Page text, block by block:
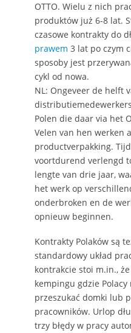
OTTO. Wielu z nich
produktów już 6-8 lat.
czasowe kontrakty do
prawem 3 lat po czym
sposoby jest
cykl od nowa.
NL: Ongeveer de helft
Polen die daar via het
Velen van hen werken
productverpakking.
voortdurend verlengd
lengte van drie jaar,
het werk op
onderbroken en de
opnieuw beginnen.
Kontrakty Polaków są
standardowy układ
kontrakcie stoi m.in.,
kempingu gdzie
przeszukać domki lub
pracowników. Urlop
trzy błędy w pracy